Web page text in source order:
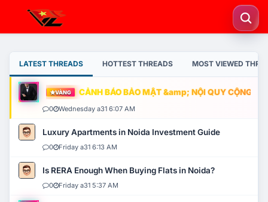
LATEST THREADS HOTTEST THREADS MOST VIEWED
VÀNG CẢNH BÁO BẢO MẬT &amp; NỘI QUY CỘNG
0 Wednesday a31 6:07 AM
Luxury Apartments in Noida Investment Guide
0 Friday a31 6:13 AM
Is RERA Enough When Buying Flats in Noida?
0 Friday a31 5:37 AM